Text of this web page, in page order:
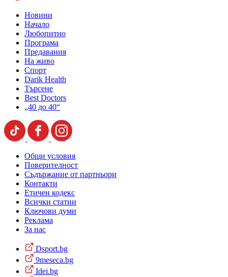
Новини
Начало
Любопитно
Програма
Предавания
На живо
Спорт
Darik Health
Търсене
Best Doctors
„40 до 40“
Общи условия
Поверителност
Съдържание от партньори
Контакти
Етичен кодекс
Всички статии
Ключови думи
Реклама
За нас
Dsport.bg
9meseca.bg
Idei.bg